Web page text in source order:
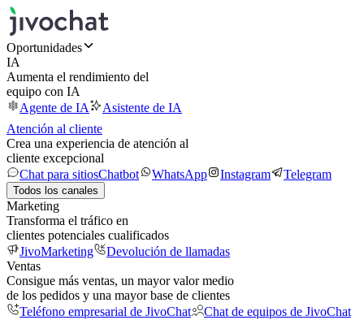
Oportunidades
IA
Aumenta el rendimiento del
equipo con IA
Agente de IA
Asistente de IA
Atención al cliente
Crea una experiencia de atención al
cliente excepcional
Chat para sitiosChatbot WhatsApp Instagram Telegram
Todos los canales
Marketing
Transforma el tráfico en
clientes potenciales cualificados
JivoMarketing
Devolución de llamadas
Ventas
Consigue más ventas, un mayor valor medio
de los pedidos y una mayor base de clientes
Teléfono empresarial de JivoChat
Chat de equipos de JivoChat